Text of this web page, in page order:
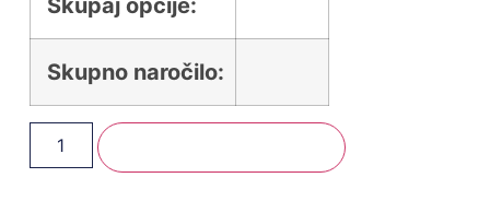
Skupaj opcije:
Skupno naročilo: